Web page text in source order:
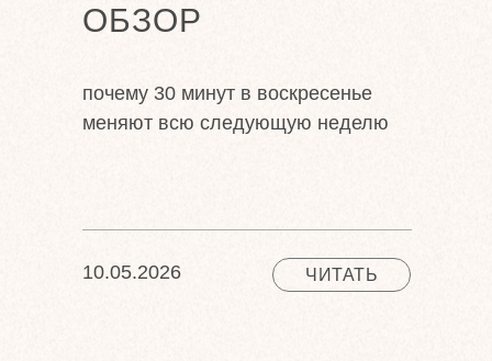
ОБЗОР
почему 30 минут в воскресенье
меняют всю следующую неделю
10.05.2026 ЧИТАТЬ